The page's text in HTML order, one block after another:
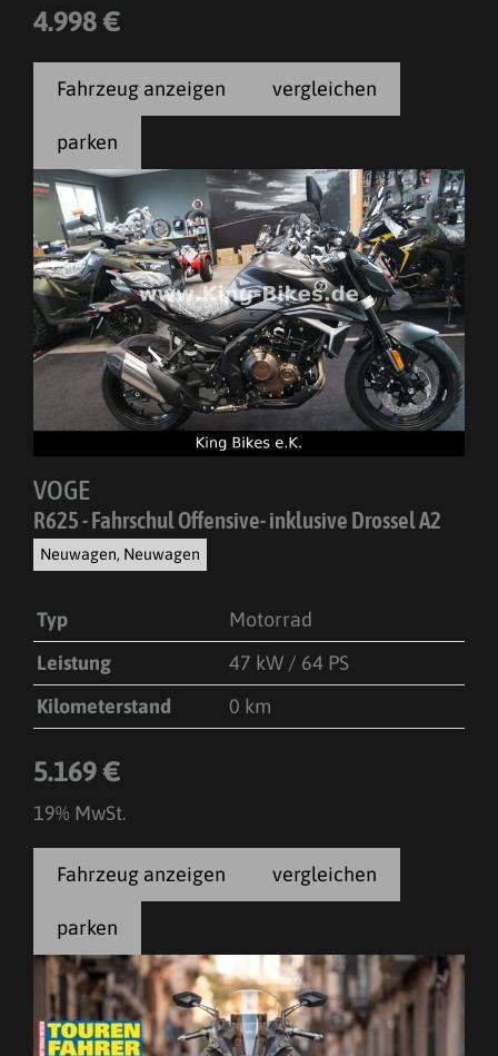
4.998 €
Fahrzeug anzeigen vergleichen
parken
VOGE
R625 - Fahrschul Offensive- inklusive Drossel A2
Neuwagen, Neuwagen
Typ
Motorrad
Leistung
47 kW / 64 PS
Kilometerstand
0 km
5.169 €
19% MwSt.
Fahrzeug anzeigen vergleichen
parken